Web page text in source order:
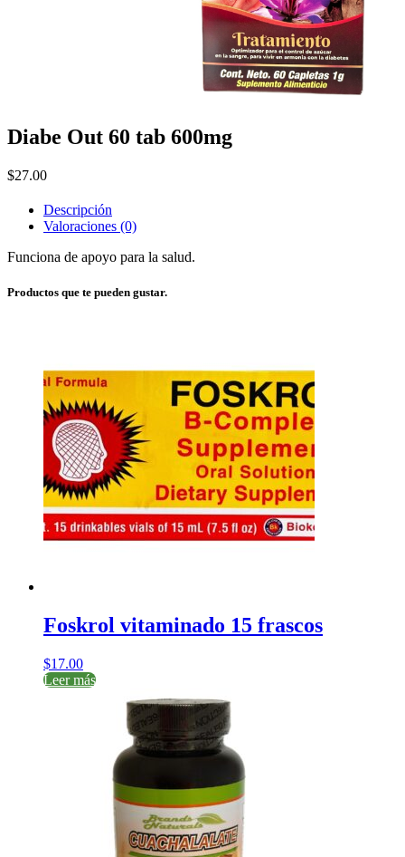
Diabe Out 60 tab 600mg
$27.00
Descripción
Valoraciones (0)
Funciona de apoyo para la salud.
Productos que te pueden gustar.
Foskrol vitaminado 15 frascos
$17.00
Leer más